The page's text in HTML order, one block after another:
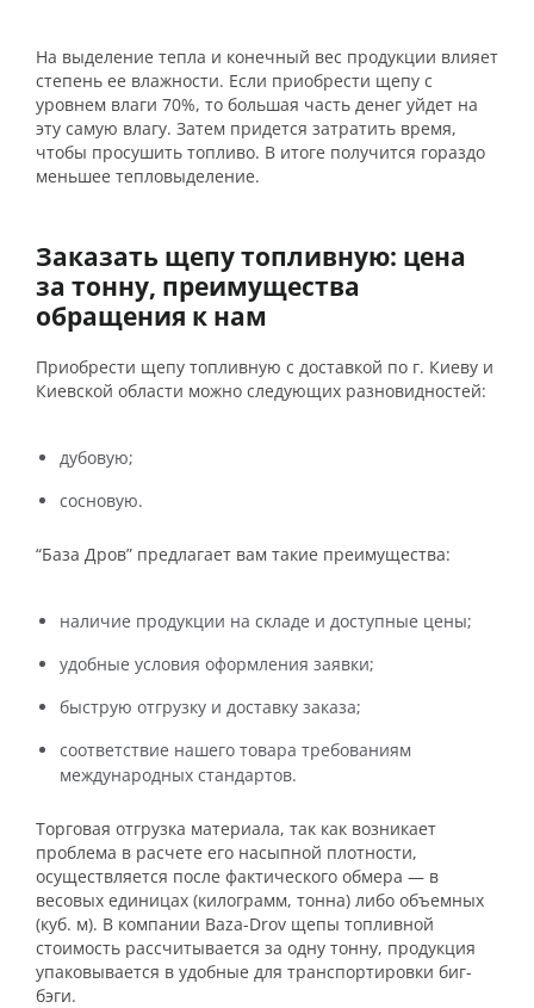
На выделение тепла и конечный вес продукции влияет
степень ее влажности. Если приобрести щепу с
уровнем влаги 70%, то большая часть денег уйдет на
эту самую влагу. Затем придется затратить время,
чтобы просушить топливо. В итоге получится гораздо
меньшее тепловыделение.
Заказать щепу топливную: цена
за тонну, преимущества
обращения к нам
Приобрести щепу топливную с доставкой по г. Киеву и
Киевской области можно следующих разновидностей:
дубовую;
сосновую.
“База Дров” предлагает вам такие преимущества:
наличие продукции на складе и доступные цены;
удобные условия оформления заявки;
быструю отгрузку и доставку заказа;
соответствие нашего товара требованиям
международных стандартов.
Торговая отгрузка материала, так как возникает
проблема в расчете его насыпной плотности,
осуществляется после фактического обмера — в
весовых единицах (килограмм, тонна) либо объемных
(куб. м). В компании Baza-Drov щепы топливной
стоимость рассчитывается за одну тонну, продукция
упаковывается в удобные для транспортировки биг-
бэги.